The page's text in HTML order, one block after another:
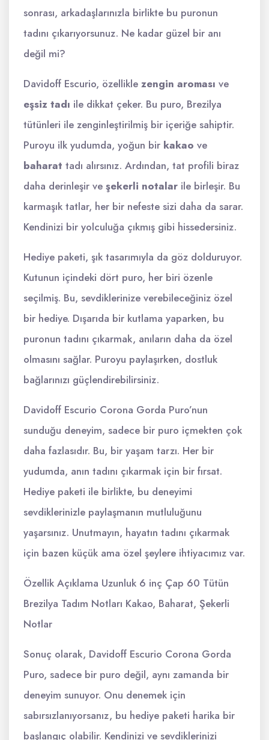
sonrası, arkadaşlarınızla birlikte bu puronun
tadını çıkarıyorsunuz. Ne kadar güzel bir anı
değil mi?
Davidoff Escurio, özellikle zengin aroması ve
eşsiz tadı ile dikkat çeker. Bu puro, Brezilya
tütünleri ile zenginleştirilmiş bir içeriğe sahiptir.
Puroyu ilk yudumda, yoğun bir kakao ve
baharat tadı alırsınız. Ardından, tat profili biraz
daha derinleşir ve şekerli notalar ile birleşir. Bu
karmaşık tatlar, her bir nefeste sizi daha da sarar.
Kendinizi bir yolculuğa çıkmış gibi hissedersiniz.
Hediye paketi, şık tasarımıyla da göz dolduruyor.
Kutunun içindeki dört puro, her biri özenle
seçilmiş. Bu, sevdiklerinize verebileceğiniz özel
bir hediye. Dışarıda bir kutlama yaparken, bu
puronun tadını çıkarmak, anıların daha da özel
olmasını sağlar. Puroyu paylaşırken, dostluk
bağlarınızı güçlendirebilirsiniz.
Davidoff Escurio Corona Gorda Puro’nun
sunduğu deneyim, sadece bir puro içmekten çok
daha fazlasıdır. Bu, bir yaşam tarzı. Her bir
yudumda, anın tadını çıkarmak için bir fırsat.
Hediye paketi ile birlikte, bu deneyimi
sevdiklerinizle paylaşmanın mutluluğunu
yaşarsınız. Unutmayın, hayatın tadını çıkarmak
için bazen küçük ama özel şeylere ihtiyacımız var.
Özellik Açıklama Uzunluk 6 inç Çap 60 Tütün
Brezilya Tadım Notları Kakao, Baharat, Şekerli
Notlar
Sonuç olarak, Davidoff Escurio Corona Gorda
Puro, sadece bir puro değil, aynı zamanda bir
deneyim sunuyor. Onu denemek için
sabırsızlanıyorsanız, bu hediye paketi harika bir
başlangıç olabilir. Kendinizi ve sevdiklerinizi